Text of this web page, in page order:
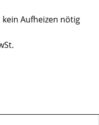
Aufheizen nötig